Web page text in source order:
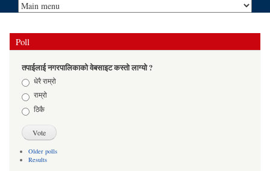
Poll
तपाईलाई नगरपालिकाको वेबसाइट कस्तो लाग्यो ?
Choicesधेरै राम्रो
राम्रो
ठिकै
Older polls
Results